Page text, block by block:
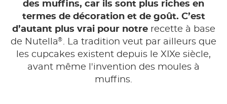
des muffins, car ils sont plus riches en
termes de décoration et de goût. C’est
d’autant plus vrai pour notrerecette à base
de Nutella®. La tradition veut par ailleurs que
les cupcakes existent depuis le XIXe siècle,
avant même l'invention des moules à
muffins.